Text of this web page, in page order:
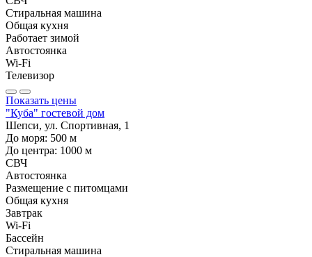
Стиральная машина
Общая кухня
Работает зимой
Автостоянка
Wi-Fi
Телевизор
Показать цены
"Куба" гостевой дом
Шепси, ул. Спортивная, 1
До моря: 500 м
До центра: 1000 м
СВЧ
Автостоянка
Размещение с питомцами
Общая кухня
Завтрак
Wi-Fi
Бассейн
Стиральная машина